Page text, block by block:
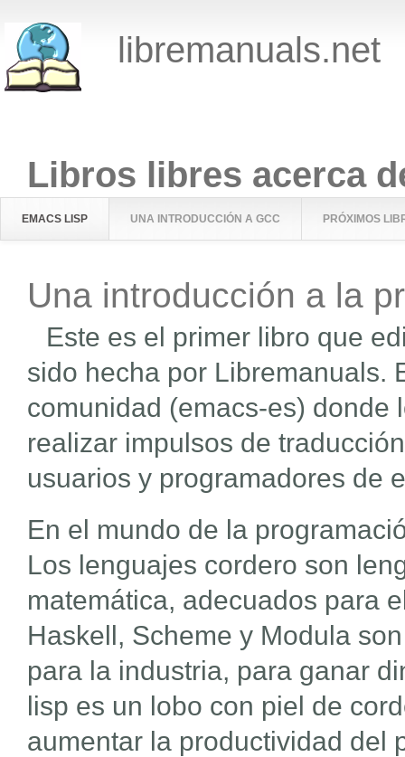
libremanuals.net
Libros libres acerca
EMACS LISP UNA INTRODUCCIÓN A GCC PRÓXIMOS
Una introducción a la
Este es el primer libro que
sido hecha por Libremanuals.
comunidad (emacs-es) donde
realizar impulsos de
usuarios y programadores de
En el mundo de la
Los lenguajes cordero son
matemática, adecuados para
Haskell, Scheme y Modula
para la industria, para ganar
lisp es un lobo con piel de
aumentar la productividad del